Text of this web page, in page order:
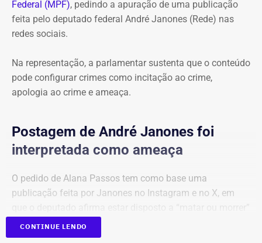
da Secretaria Municipal de Ordem Pública (Seop),
Instituto Municipal de Vigilância Sanitária (IVISA-Rio),
Guarda Municipal, Comlurb, CET-Rio, Defesa Civil,
da Secretaria de Estado de Segurança Pública, Polícia
Militar, Light e Águas do Rio.
Federal (MPF), pedindo a apuração de uma publicação
feita pelo deputado federal André Janones (Rede) nas
redes sociais.
Na representação, a parlamentar sustenta que o conteúdo
pode configurar crimes como incitação ao crime,
apologia ao crime e ameaça.
Postagem de André Janones foi
interpretada como ameaça
O pedido de Alana Passos tem como base uma
publicação feita por Janones no Instagram e no X, em
para “livrar nosso país da extrema direita de uma vez por
todas”.
CONTINUE LENDO